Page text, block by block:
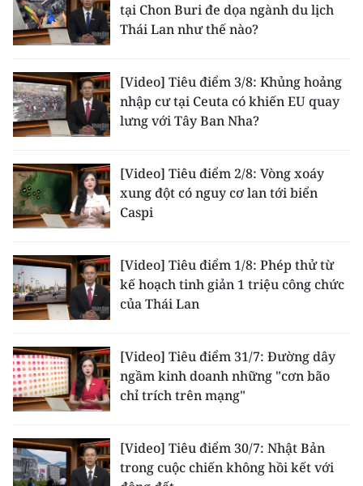
Đông Nam Bộ
Đồng bằng sông Cửu Long
Chuyên trang Hà Nội
Chuyên trang TP. Hồ Chí Minh
CÁC CHUYÊN TRANG
THỜI NAY
NHÂN DÂN HẰNG THÁNG
MUA BÁO
ĐỌC BÁO IN
tại Chon Buri đe dọa ngành du lịch
Thái Lan như thế nào?
[Video] Tiêu điểm 3/8: Khủng hoảng
nhập cư tại Ceuta có khiến EU quay
lưng với Tây Ban Nha?
[Video] Tiêu điểm 2/8: Vòng xoáy
xung đột có nguy cơ lan tới biển
Caspi
[Video] Tiêu điểm 1/8: Phép thử từ
kế hoạch tinh giản 1 triệu công chức
của Thái Lan
[Video] Tiêu điểm 31/7: Đường dây
ngầm kinh doanh những "cơn bão
chỉ trích trên mạng"
[Video] Tiêu điểm 30/7: Nhật Bản
trong cuộc chiến không hồi kết với